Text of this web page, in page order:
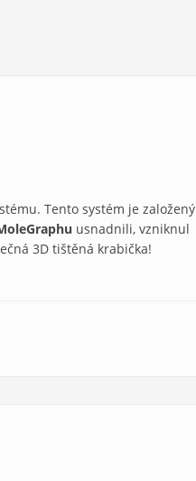
Tento systém je založený
usnadnili, vzniknul
3D tištěná krabička!